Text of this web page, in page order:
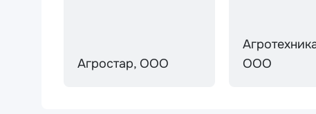
Агростар, ООО
ООО